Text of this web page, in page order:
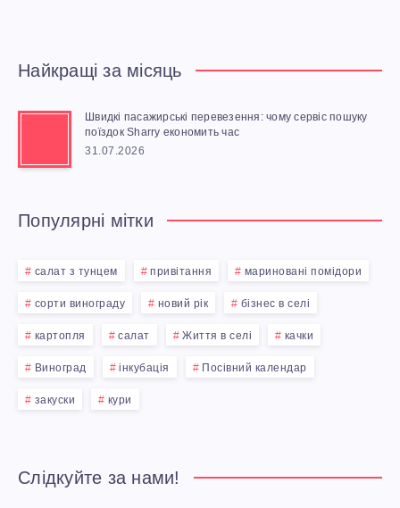
1
0
М
Т
О
Б
Л
О
І
Х
Н
І
К
А
В
С
Е
І
Найкращі за місяць
Швидкі пасажирські перевезення: чому сервіс пошуку
поїздок Sharry економить час
31.07.2026
Популярні мітки
салат з тунцем привітання мариновані помідори
сорти винограду новий рік бізнес в селі
картопля салат Життя в селі качки
Виноград інкубація Посівний календар
закуски кури
Слідкуйте за нами!